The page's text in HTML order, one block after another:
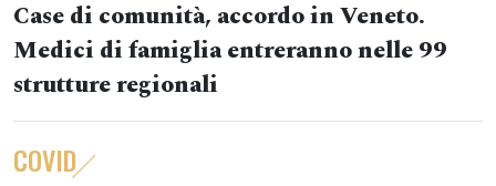
Case di comunità, accordo in Veneto.
Medici di famiglia entreranno nelle 99
strutture regionali
COVID